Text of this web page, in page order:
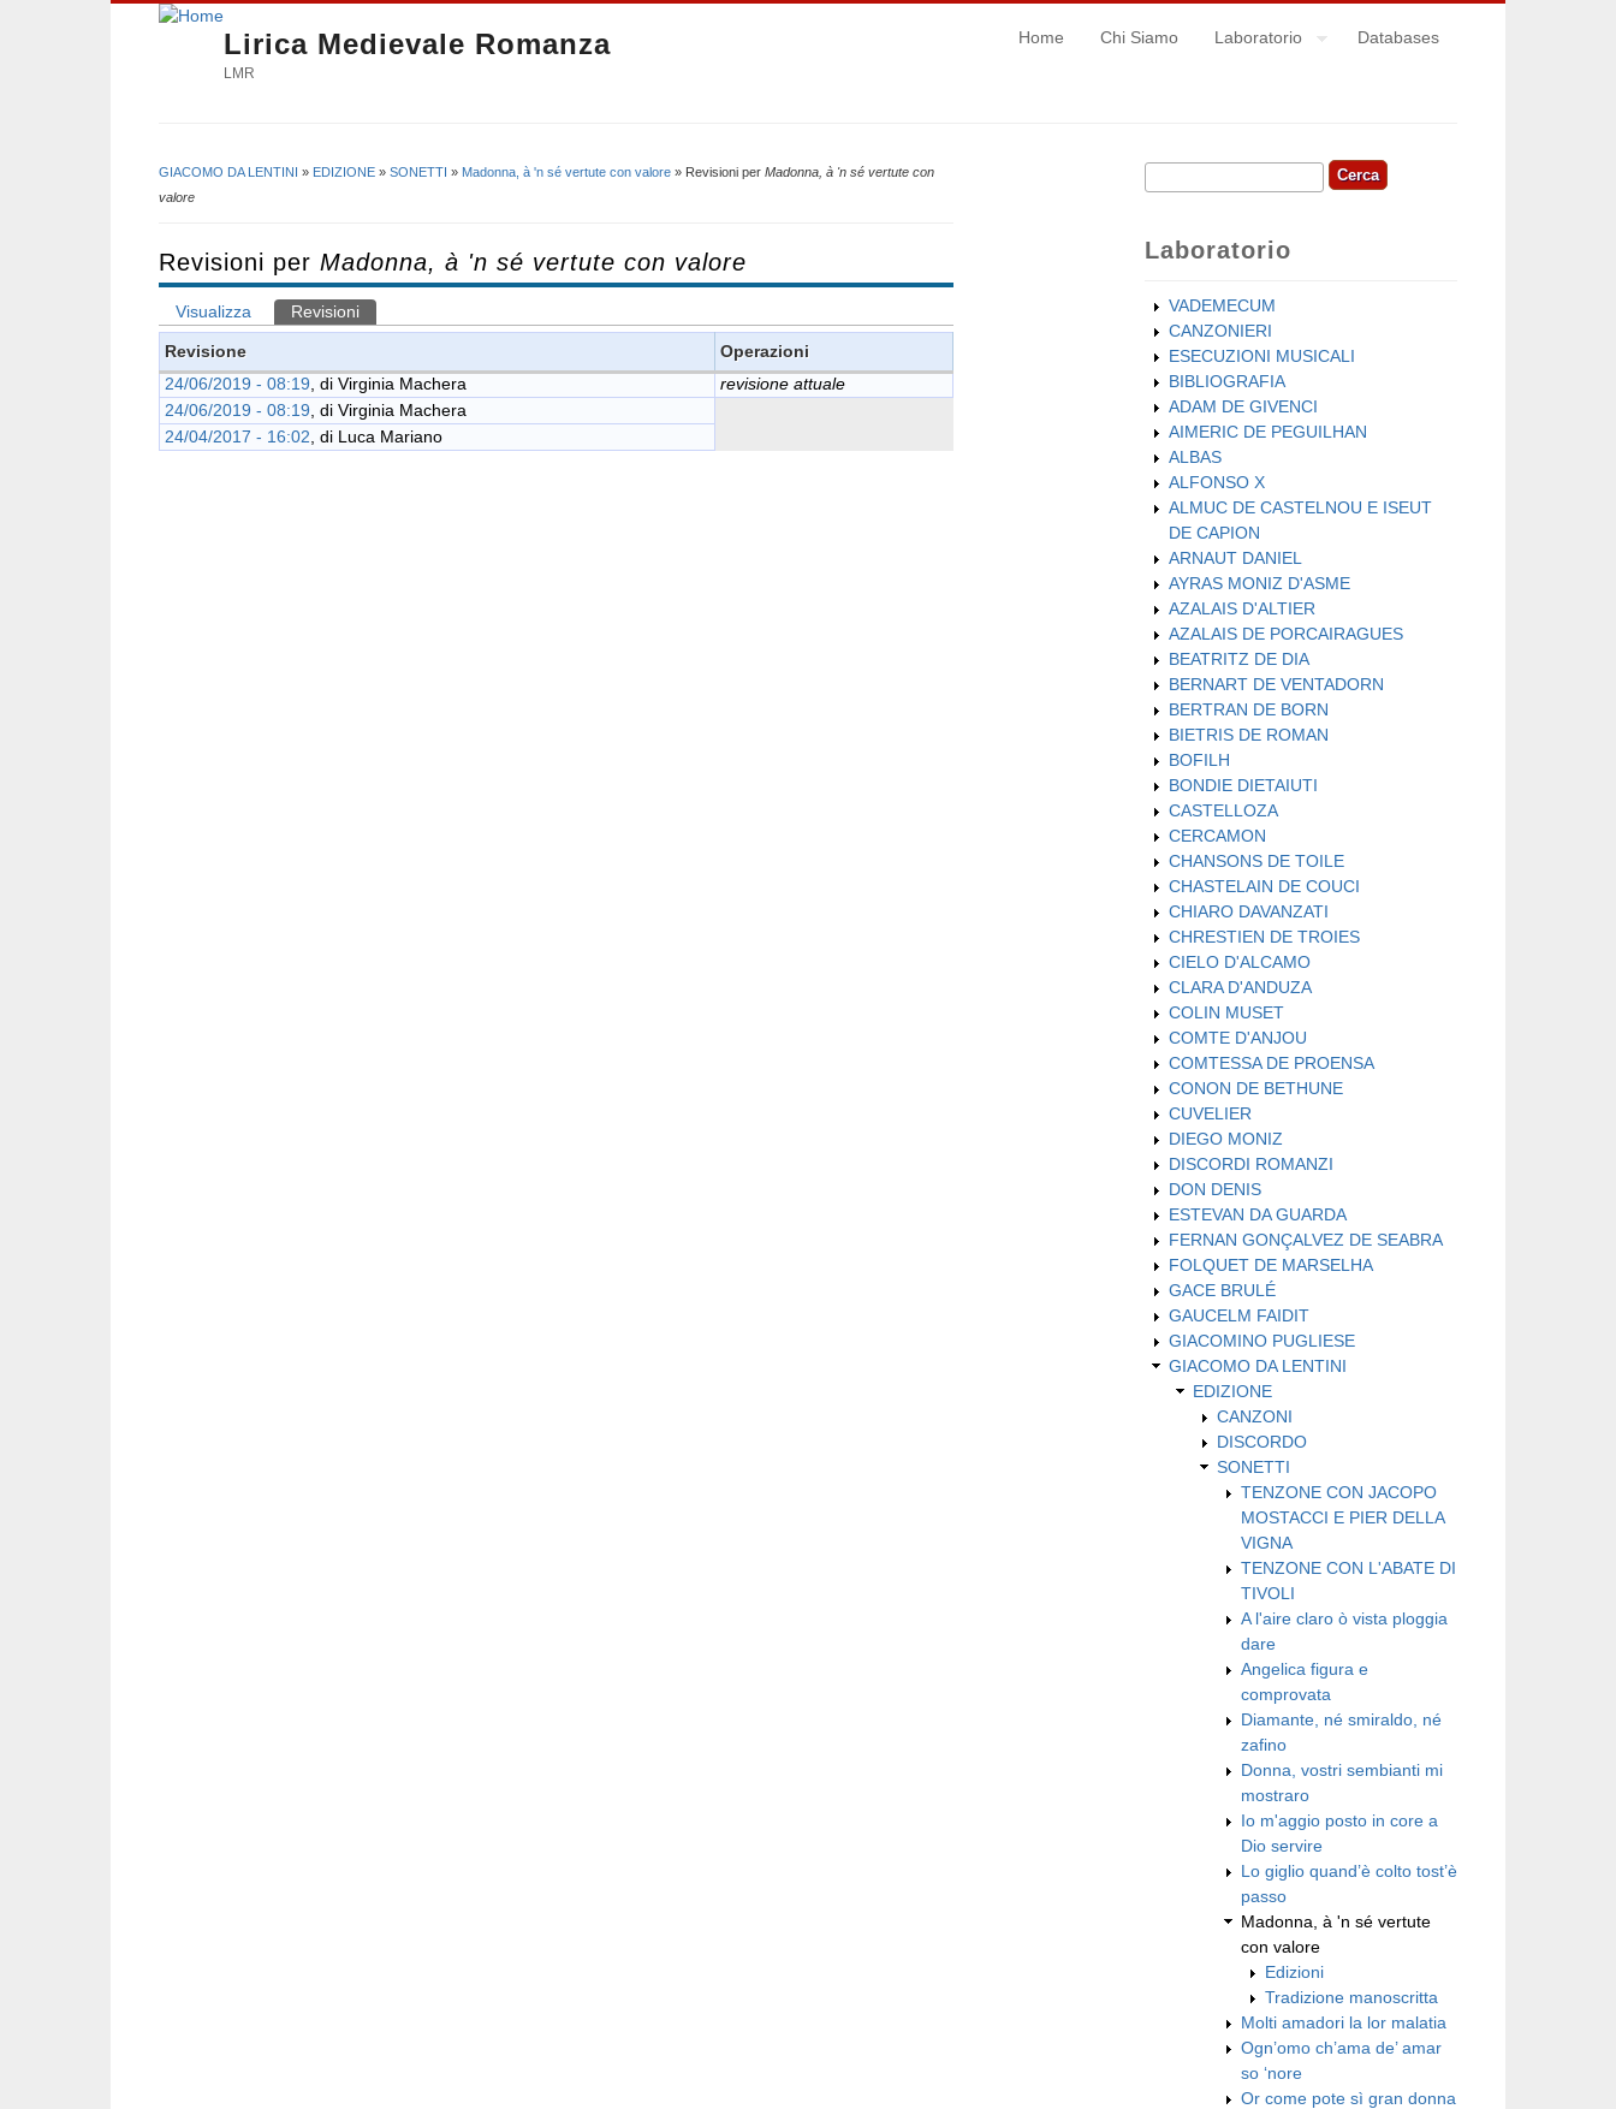
Lirica Medievale Romanza
LMR
Home Chi Siamo Laboratorio Databases
Tu sei qui
GIACOMO DA LENTINI » EDIZIONE » SONETTI » Madonna, à 'n sé vertute con valore » Revisioni per Madonna, à 'n sé vertute con
valore
Revisioni per Madonna, à 'n sé vertute con valore
Schede primarie
Visualizza Revisioni
Revisione
Operazioni
24/06/2019 - 08:19 , di Virginia Machera
revisione attuale
24/06/2019 - 08:19 , di Virginia Machera
24/04/2017 - 16:02 , di Luca Mariano
Form di ricerca
Cerca
Laboratorio
VADEMECUM
CANZONIERI
ESECUZIONI MUSICALI
BIBLIOGRAFIA
ADAM DE GIVENCI
AIMERIC DE PEGUILHAN
ALBAS
ALFONSO X
ALMUC DE CASTELNOU E ISEUT
DE CAPION
ARNAUT DANIEL
AYRAS MONIZ D'ASME
AZALAIS D'ALTIER
AZALAIS DE PORCAIRAGUES
BEATRITZ DE DIA
BERNART DE VENTADORN
BERTRAN DE BORN
BIETRIS DE ROMAN
BOFILH
BONDIE DIETAIUTI
CASTELLOZA
CERCAMON
CHANSONS DE TOILE
CHASTELAIN DE COUCI
CHIARO DAVANZATI
CHRESTIEN DE TROIES
CIELO D'ALCAMO
CLARA D'ANDUZA
COLIN MUSET
COMTE D'ANJOU
COMTESSA DE PROENSA
CONON DE BETHUNE
CUVELIER
DIEGO MONIZ
DISCORDI ROMANZI
DON DENIS
ESTEVAN DA GUARDA
FERNAN GONÇALVEZ DE SEABRA
FOLQUET DE MARSELHA
GACE BRULÉ
GAUCELM FAIDIT
GIACOMINO PUGLIESE
GIACOMO DA LENTINI
EDIZIONE
CANZONI
DISCORDO
SONETTI
TENZONE CON JACOPO
MOSTACCI E PIER DELLA
VIGNA
TENZONE CON L'ABATE DI
TIVOLI
A l'aire claro ò vista ploggia
dare
Angelica figura e
comprovata
Diamante, né smiraldo, né
zafino
Donna, vostri sembianti mi
mostraro
Io m'aggio posto in core a
Dio servire
Lo giglio quand’è colto tost’è
passo
Madonna, à 'n sé vertute
con valore
Edizioni
Tradizione manoscritta
Molti amadori la lor malatia
Ogn’omo ch’ama de’ amar
so ‘nore
Or come pote sì gran donna